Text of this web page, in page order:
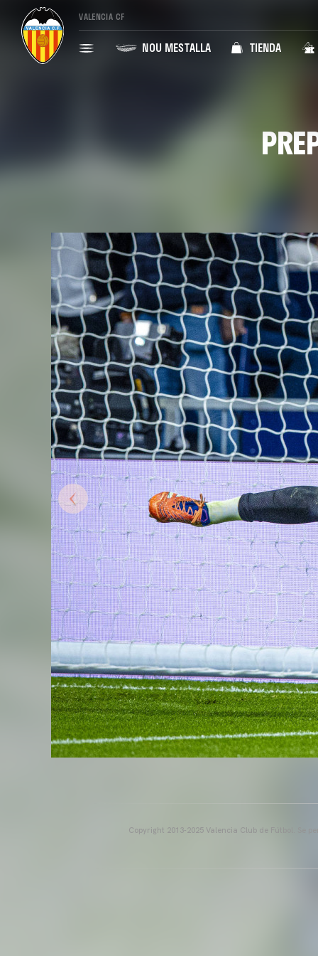
VALENCIA CF
NOU MESTALLA TIENDA
Copyright 2013-2025 Valencia Club de Fútbol. Se